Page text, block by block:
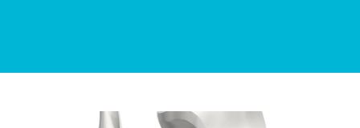
DENTALNIH
USLUGA